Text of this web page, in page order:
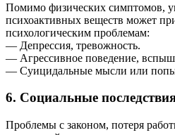
Помимо физических симптомов,
психоактивных веществ может
психологическим проблемам:
— Депрессия, тревожность.
— Агрессивное поведение,
— Суицидальные мысли или
6. Социальные
Проблемы с законом, потеря